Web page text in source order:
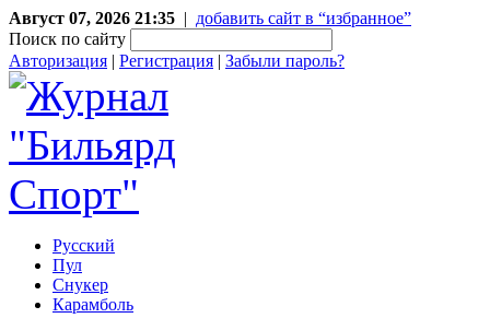
Август 07, 2026 21:35 | добавить сайт в “избранное”
Поиск по сайту
Авторизация | Регистрация | Забыли пароль?
Русский
Пул
Снукер
Карамболь